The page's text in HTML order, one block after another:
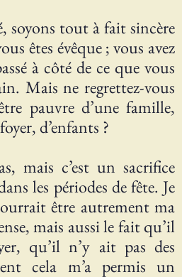
soyons tout à fait sincère
êtes évêque ; vous avez
à côté de ce que vous
Mais ne regrettez-vous
pauvre d’une famille,
d’enfants ?
mais c’est un sacrifice
les périodes de fête. Je
être autrement ma
mais aussi le fait qu’il
qu’il n’y ait pas des
cela m’a permis un